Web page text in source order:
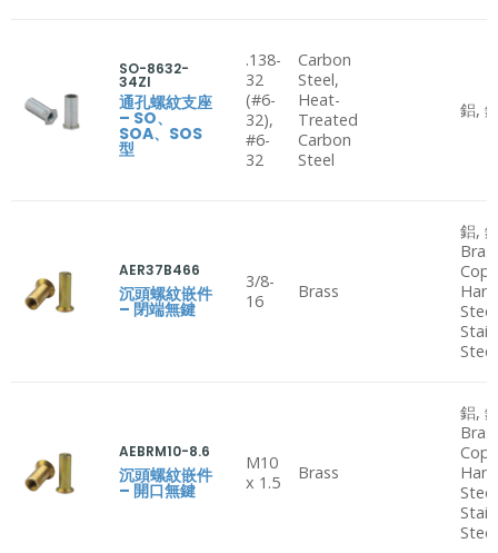
SO-8632-
34ZI
通孔螺紋支座
– SO、
SOA、SOS
型
.138-
32
(#6-
32),
#6-
32
Carbon
Steel,
Heat-
Treated
Carbon
Steel
鋁,
AER37B466
沉頭螺紋嵌件
– 閉端無鍵
3/8-
16
Brass
鋁,
Hard
Steel
AEBRM10-8.6
沉頭螺紋嵌件
– 開口無鍵
M10
x 1.5
Brass
鋁,
Hard
Steel